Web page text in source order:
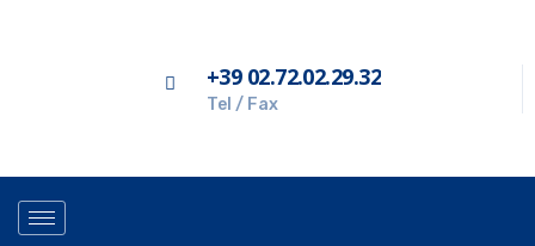
+39 02.72.02.29.32
Tel / Fax